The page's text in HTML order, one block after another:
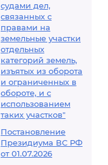
судами дел,
связанных с
правами на
земельные участки
отдельных
категорий земель,
изъятых из оборота
и ограниченных в
обороте, и с
использованием
таких участков"
Постановление
Президиума ВС РФ
от 01.07.2026